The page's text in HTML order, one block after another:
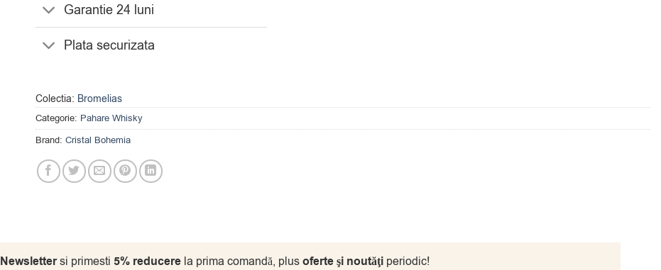
Garantie 24 luni
Plata securizata
Colectia: Bromelias
Categorie: Pahare Whisky
Brand: Cristal Bohemia
Newslettersi primesti 5% reducerela prima comandă, plusoferte şi noutăţiperiodic!